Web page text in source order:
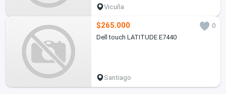
Vicuña
$265.000
0
Dell touch LATITUDE E7440
Santiago